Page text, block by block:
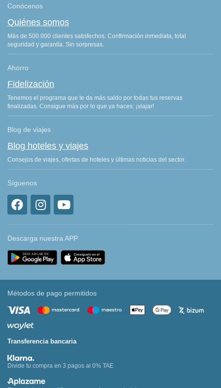
Conócenos
Quiénes somos
Más de 500.000 clientes satisfechos. Confirmación inmediata, total
seguridad y garantía. Sin sorpresas.
Ahorro
Fidelización
Tenemos el programa que te da más saldo por todas tus reservas
finalizadas. Consigue más por lo que ya haces: ¡viajar!
Blog de viajes
Blog hoteles y viajes
Consejos de viajes, ofertas de hoteles y últimas noticias del sector.
Síguenos
Descarga nuestra APP
Métodos de pago permitidos
Transferencia bancaria
Divide tu compra en 3 pagos al 0% TAE